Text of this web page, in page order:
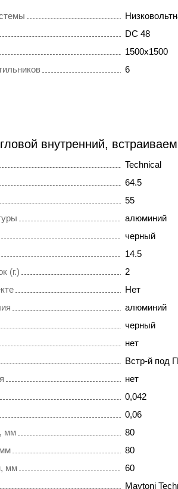
DC 48
1500x1500
6
внутренний,
Technical
64.5
55
алюминий
черный
14.5
(г.)
2
Нет
алюминий
черный
нет
Встр-й под
нет
0,042
0,06
мм
80
80
мм
60
Maytoni